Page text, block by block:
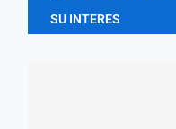
SU INTERES